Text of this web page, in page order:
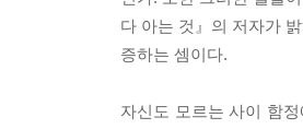
다 아는 것』의 저자가
증하는 셈이다.
자신도 모르는 사이 함